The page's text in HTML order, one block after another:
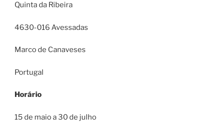
Quinta da Ribeira
4630-016 Avessadas
Marco de Canaveses
Portugal
Horário
15 de maio a 30 de julho